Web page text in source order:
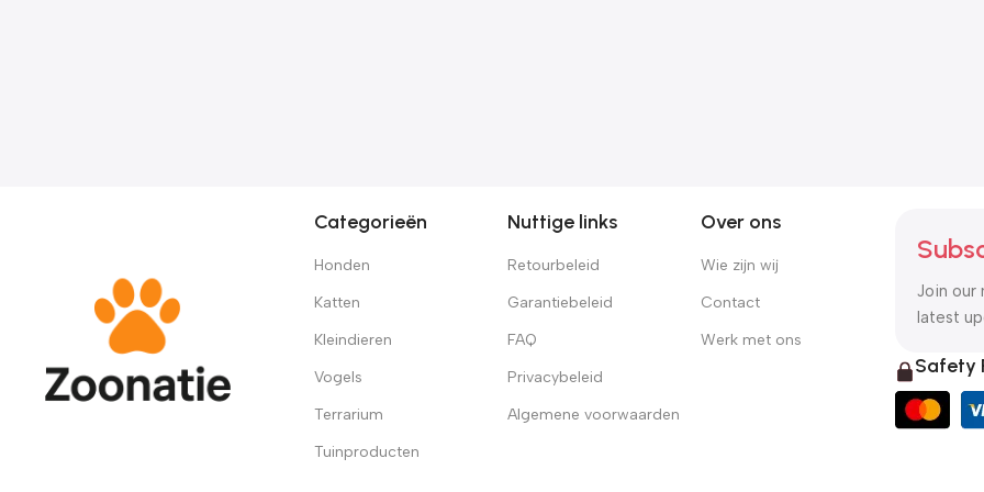
Categorieën
Honden
Katten
Kleindieren
Vogels
Terrarium
Tuinproducten
Nuttige links
Retourbeleid
Garantiebeleid
FAQ
Privacybeleid
Algemene voorwaarden
Over ons
Wie zijn wij
Contact
Werk met ons
Join our
latest
Safety